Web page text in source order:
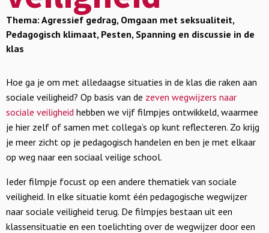
Thema: Agressief gedrag, Omgaan met seksualiteit,
Pedagogisch klimaat, Pesten, Spanning en discussie in de
klas
Hoe ga je om met alledaagse situaties in de klas die raken aan
sociale veiligheid? Op basis van de zeven wegwijzers naar
sociale veiligheid hebben we vijf filmpjes ontwikkeld, waarmee
je hier zelf of samen met collega’s op kunt reflecteren. Zo krijg
je meer zicht op je pedagogisch handelen en ben je met elkaar
op weg naar een sociaal veilige school.
Ieder filmpje focust op een andere thematiek van sociale
veiligheid. In elke situatie komt één pedagogische wegwijzer
naar sociale veiligheid terug. De filmpjes bestaan uit een
klassensituatie en een toelichting over de wegwijzer door een